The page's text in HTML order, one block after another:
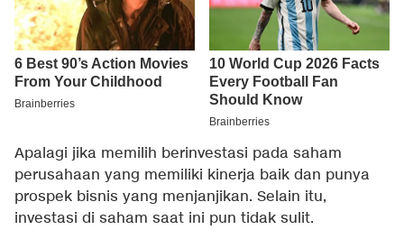
Apalagi jika memilih berinvestasi pada saham
perusahaan yang memiliki kinerja baik dan punya
prospek bisnis yang menjanjikan. Selain itu,
investasi di saham saat ini pun tidak sulit.